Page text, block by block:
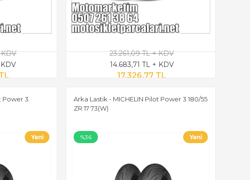
KDV
23.261,09 TL + KDV
14.683,71 TL + KDV
17.326,77 TL
Power 3
Arka Lastik - MICHELIN Pilot Power 3 180/55
ZR 17 73(W)
%36